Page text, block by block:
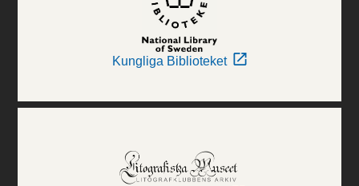
Kungliga Biblioteket